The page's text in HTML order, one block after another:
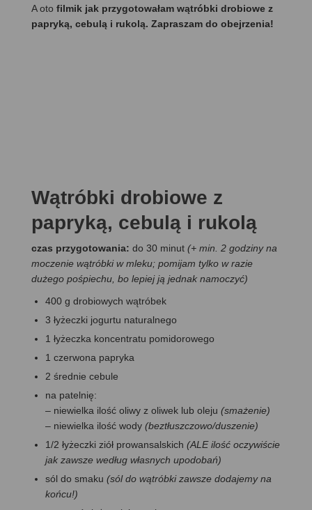
A oto filmik jak przygotowałam wątróbki drobiowe z
papryką, cebulą i rukolą. Zapraszam do obejrzenia!
Wątróbki drobiowe z
papryką, cebulą i rukolą
czas przygotowania: do 30 minut (+ min. 2 godziny na
moczenie wątróbki w mleku; pomijam tylko w razie
dużego pośpiechu, bo lepiej ją jednak namoczyć)
400 g drobiowych wątróbek
3 łyżeczki jogurtu naturalnego
1 łyżeczka koncentratu pomidorowego
1 czerwona papryka
2 średnie cebule
na patelnię:
– niewielka ilość oliwy z oliwek lub oleju (smażenie)
– niewielka ilość wody (beztłuszczowo/duszenie)
1/2 łyżeczki ziół prowansalskich (ALE ilość oczywiście
jak zawsze według własnych upodobań)
sól do smaku (sól do wątróbki zawsze dodajemy na
końcu!)